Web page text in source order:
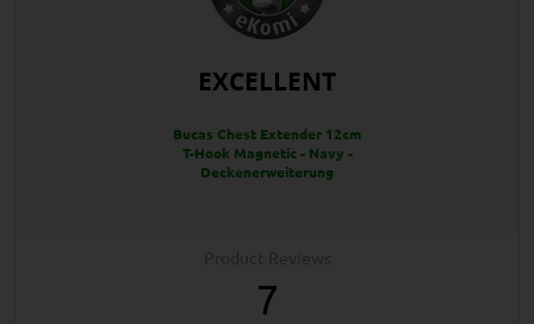
EXCELLENT
Bucas Chest Extender 12cm
T-Hook Magnetic - Navy -
Deckenerweiterung
7